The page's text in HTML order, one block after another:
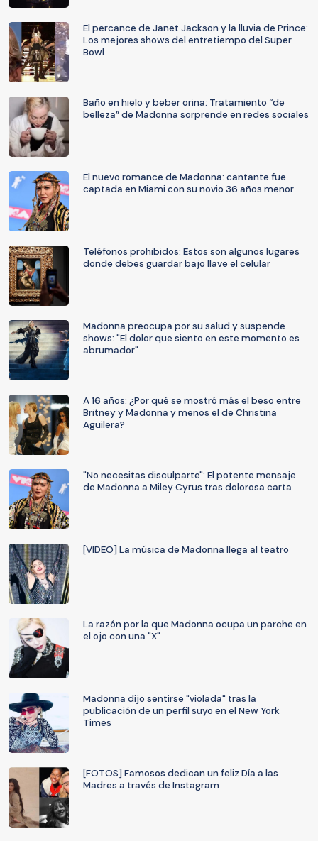
El percance de Janet Jackson y la lluvia de Prince:
Los mejores shows del entretiempo del Super
Bowl
Baño en hielo y beber orina: Tratamiento “de
belleza” de Madonna sorprende en redes sociales
El nuevo romance de Madonna: cantante fue
captada en Miami con su novio 36 años menor
Teléfonos prohibidos: Estos son algunos lugares
donde debes guardar bajo llave el celular
Madonna preocupa por su salud y suspende
shows: "El dolor que siento en este momento es
abrumador"
A 16 años: ¿Por qué se mostró más el beso entre
Britney y Madonna y menos el de Christina
Aguilera?
"No necesitas disculparte": El potente mensaje
de Madonna a Miley Cyrus tras dolorosa carta
[VIDEO] La música de Madonna llega al teatro
La razón por la que Madonna ocupa un parche en
el ojo con una "X"
Madonna dijo sentirse "violada" tras la
publicación de un perfil suyo en el New York
Times
[FOTOS] Famosos dedican un feliz Día a las
Madres a través de Instagram